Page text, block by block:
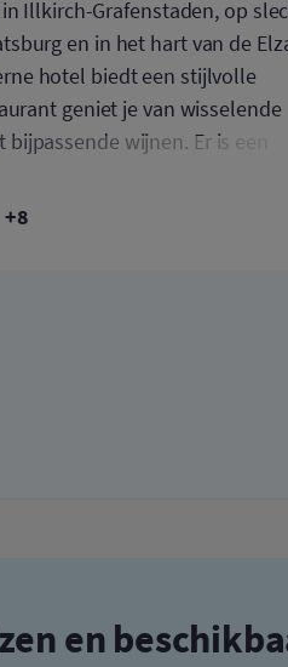
Illkirch-Grafenstaden, op
en in het hart van de
hotel biedt een stijlvolle
geniet je van wisselende
wijnen. Er is een
(fitnesscentrum enkel
18). In de healthclub is
van kleine snacks.
+8
en